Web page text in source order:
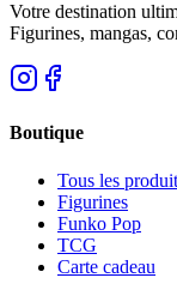
Votre destination
Figurines, mangas,
Boutique
Tous les
Figurines
Funko Pop
TCG
Carte cadeau